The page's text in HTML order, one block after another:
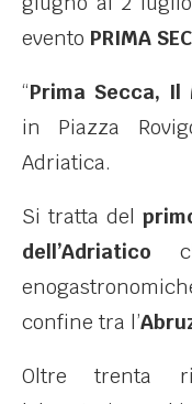
evento PRIMA
“Prima Secca, Il
in Piazza
Adriatica.
Si tratta del
dell’Adriatico
confine tra l’
Oltre trenta